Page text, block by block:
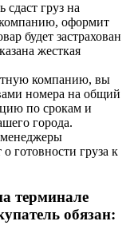
груз на
оформит
будет застрахован
жесткая
компанию, вы
номера на общий
по срокам и
города.
готовности груза к
терминале
обязан: